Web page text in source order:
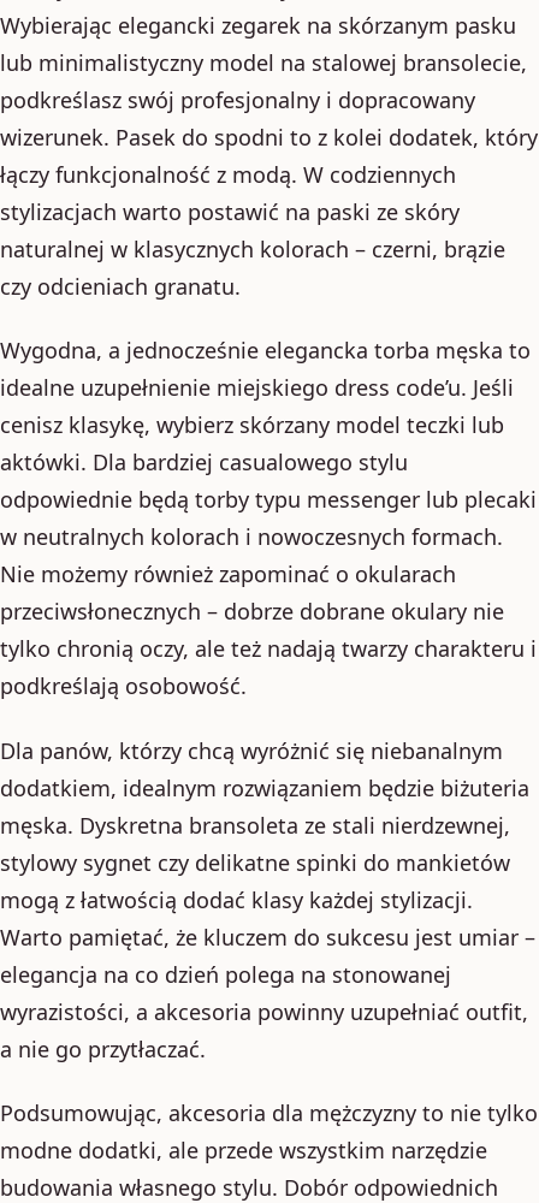
Wybierając elegancki zegarek na skórzanym pasku
lub minimalistyczny model na stalowej bransolecie,
podkreślasz swój profesjonalny i dopracowany
wizerunek. Pasek do spodni to z kolei dodatek, który
łączy funkcjonalność z modą. W codziennych
stylizacjach warto postawić na paski ze skóry
naturalnej w klasycznych kolorach – czerni, brązie
czy odcieniach granatu.
Wygodna, a jednocześnie elegancka torba męska to
idealne uzupełnienie miejskiego dress code’u. Jeśli
cenisz klasykę, wybierz skórzany model teczki lub
aktówki. Dla bardziej casualowego stylu
odpowiednie będą torby typu messenger lub plecaki
w neutralnych kolorach i nowoczesnych formach.
Nie możemy również zapominać o okularach
przeciwsłonecznych – dobrze dobrane okulary nie
tylko chronią oczy, ale też nadają twarzy charakteru i
podkreślają osobowość.
Dla panów, którzy chcą wyróżnić się niebanalnym
dodatkiem, idealnym rozwiązaniem będzie biżuteria
męska. Dyskretna bransoleta ze stali nierdzewnej,
stylowy sygnet czy delikatne spinki do mankietów
mogą z łatwością dodać klasy każdej stylizacji.
Warto pamiętać, że kluczem do sukcesu jest umiar –
elegancja na co dzień polega na stonowanej
wyrazistości, a akcesoria powinny uzupełniać outfit,
a nie go przytłaczać.
Podsumowując, akcesoria dla mężczyzny to nie tylko
modne dodatki, ale przede wszystkim narzędzie
budowania własnego stylu. Dobór odpowiednich